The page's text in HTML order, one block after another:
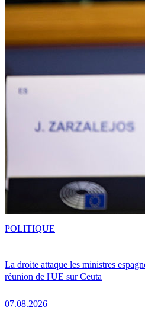
La droite attaque les ministres
réunion de l'UE sur Ceuta
07.08.2026
POLITIQUE